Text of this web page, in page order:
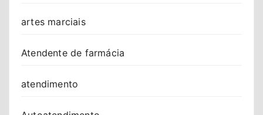
artes marciais
Atendente de farmácia
atendimento